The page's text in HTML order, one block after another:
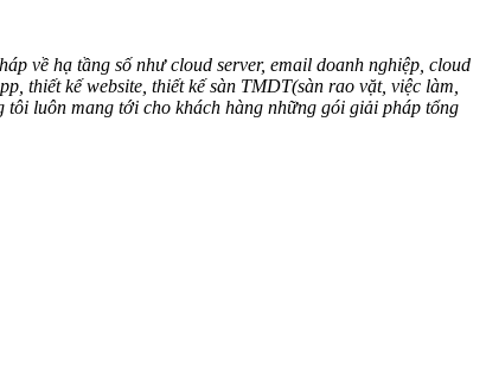
về hạ tầng số như cloud server, email doanh nghiệp, cloud
thiết kế website, thiết kế sàn TMDT(sàn rao vặt, việc làm,
luôn mang tới cho khách hàng những gói giải pháp tổng